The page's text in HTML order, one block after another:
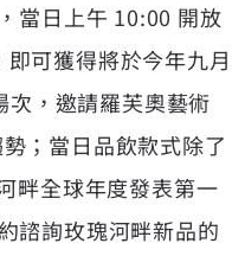
當日上午 10:00 開放
可獲得將於今年九月
，邀請羅芙奧藝術
；當日品飲款式除了
畔全球年度發表第一
諮詢玫瑰河畔新品的